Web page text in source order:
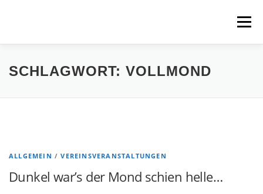
Menü
HOME ÜBER UNS SCHNUPPERPADDELN
VERANSTALTUNGEN
SCHLAGWORT: VOLLMOND
ALLGEMEIN /VEREINSVERANSTALTUNGEN
Dunkel war’s der Mond schien helle…